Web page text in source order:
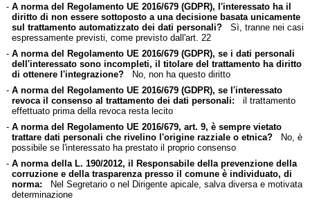
- A norma del Regolamento UE 2016/679 (GDPR), l'interessato ha il
diritto di non essere sottoposto a una decisione basata unicamente
sul trattamento automatizzato dei dati personali?Sì, tranne nei casi
espressamente previsti, come previsto dall'art. 22
- A norma del Regolamento UE 2016/679 (GDPR), se i dati personali
dell'interessato sono incompleti, il titolare del trattamento ha diritto
di ottenere l'integrazione?No, non ha questo diritto
- A norma del Regolamento UE 2016/679 (GDPR), se l'interessato
revoca il consenso al trattamento dei dati personali: il trattamento
effettuato prima della revoca resta lecito
- A norma del Regolamento UE 2016/679, art. 9, è sempre vietato
trattare dati personali che rivelino l'origine razziale o etnica?No, è
possibile se l'interessato ha prestato il proprio consenso
- A norma della L. 190/2012, il Responsabile della prevenzione della
corruzione e della trasparenza presso il comune è individuato, di
norma: Nel Segretario o nel Dirigente apicale, salva diversa e motivata
determinazione